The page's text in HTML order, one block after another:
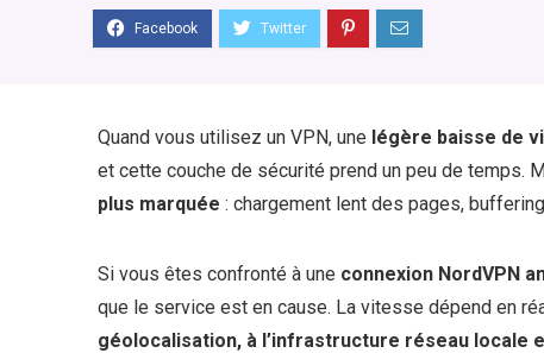
Quand vous utilisez un VPN, une légère baisse de
et cette couche de sécurité prend un peu de temps.
plus marquée : chargement lent des pages,
Si vous êtes confronté à une connexion NordVPN
que le service est en cause. La vitesse dépend en
géolocalisation, à l’infrastructure réseau locale